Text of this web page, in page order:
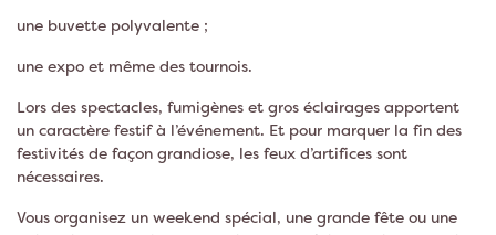
une buvette polyvalente ;
une expo et même des tournois.
Lors des spectacles, fumigènes et gros éclairages apportent
un caractère festif à l’événement. Et pour marquer la fin des
festivités de façon grandiose, les feux d’artifices sont
nécessaires.
Vous organisez un weekend spécial, une grande fête ou une